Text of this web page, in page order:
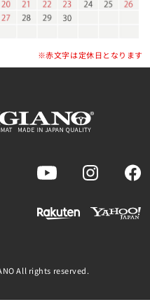
※赤文字は定休日となります
All rights reserved.